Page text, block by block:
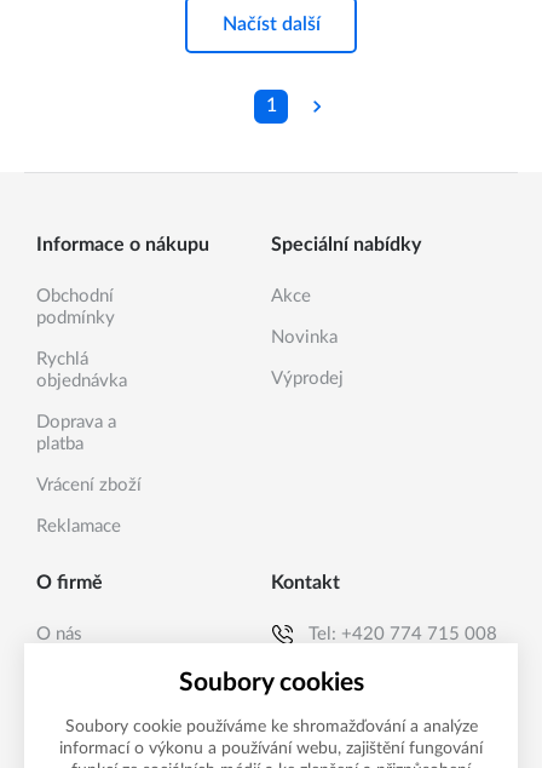
Načíst další
1
Informace o nákupu
Obchodní
podmínky
Rychlá
objednávka
Doprava a
platba
Vrácení zboží
Reklamace
Speciální nabídky
Akce
Novinka
Výprodej
O firmě
O nás
Kontakt
Tel: +420 774 715 008
E-mail:
Možnosti platby
Soubory cookies
Soubory cookie používáme ke shromažďování a analýze
informací o výkonu a používání webu, zajištění fungování